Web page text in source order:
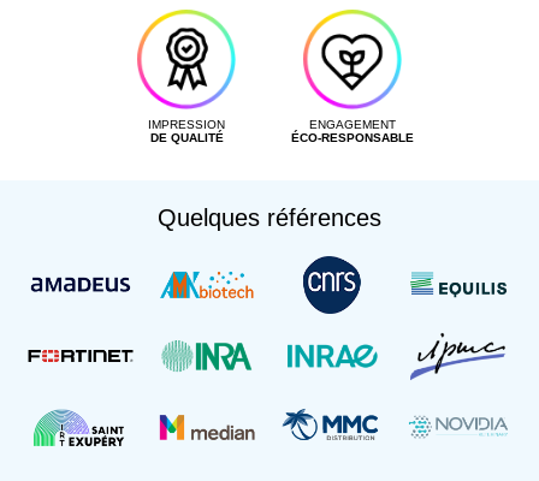
IMPRESSION
DE QUALITÉ
ENGAGEMENT
ÉCO-RESPONSABLE
Quelques références